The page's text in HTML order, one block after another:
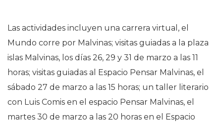
Las actividades incluyen una carrera virtual, el
Mundo corre por Malvinas; visitas guiadas a la plaza
islas Malvinas, los días 26, 29 y 31 de marzo a las 11
horas; visitas guiadas al Espacio Pensar Malvinas, el
sábado 27 de marzo a las 15 horas; un taller literario
con Luis Comis en el espacio Pensar Malvinas, el
martes 30 de marzo a las 20 horas en el Espacio